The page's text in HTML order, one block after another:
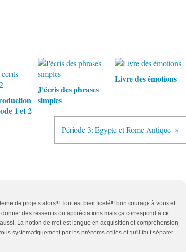
1 et 2
J'écris des phrases
simples
Livre des émotions
Période 3: Egypte et Rome Antique
de projets alors!!! Tout est bien ficelé!!! bon courage à vous et
des ressentis ou appréciations mais ça correspond à ce
La notion de mot est longue en acquisition et compréhension
systématiquement par les prénoms collés et qu'il faut séparer.